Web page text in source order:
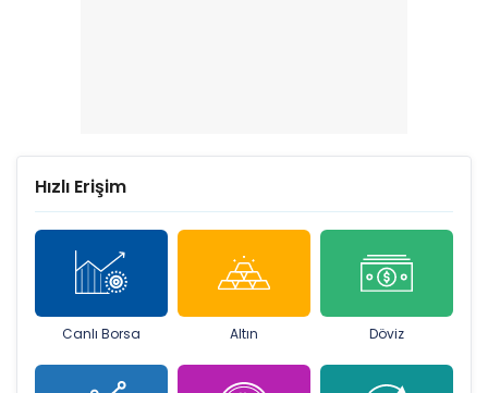
Hızlı Erişim
Canlı Borsa Altın Döviz